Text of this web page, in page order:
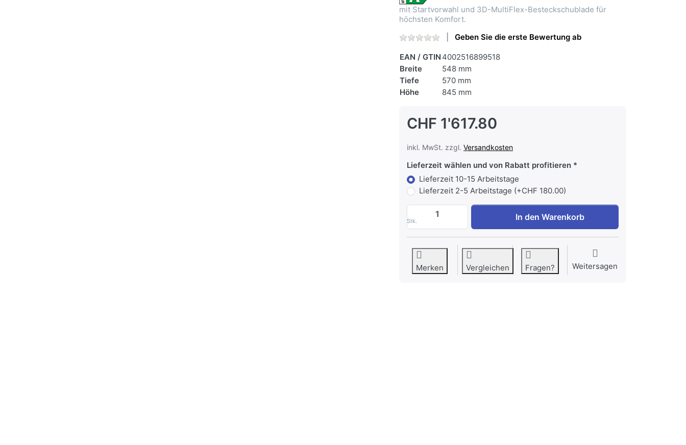
mit Startvorwahl und 3D-MultiFlex-Besteckschublade für
höchsten Komfort.
Geben Sie die erste Bewertung ab
EAN / GTIN 4002516899518
Breite
548 mm
Tiefe
570 mm
Höhe
845 mm
CHF 1'617.80
inkl. MwSt. zzgl. Versandkosten
Lieferzeit wählen und von Rabatt profitieren
Lieferzeit 10-15 Arbeitstage
Lieferzeit 2-5 Arbeitstage (+CHF 180.00)
Stk.
MIELE G 3725-55 SCi Geschirrspüler Integriert Blende
In den Warenkorb
Merken Vergleichen Fragen? Weitersagen